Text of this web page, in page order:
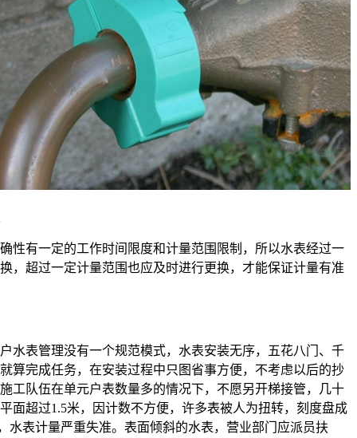
有一定的工作时间限度和计量范围限制，所以水表经过一
，超过一定计量范围也应及时进行更换，才能保证计量有准
表管理没有一个规范模式，水表安装无序，五花八门、千
算完成任务，在安装过程中只图省事方便，不考虑以后的抄
工队伍在单元户表数量多的情况下，不愿另开梯接管，几十
面超过1.5米，因计数不方便，许多表被人为扭转，刻度盘成
水表计量严重失准。表面倾斜的水表，营业部门应派员扶